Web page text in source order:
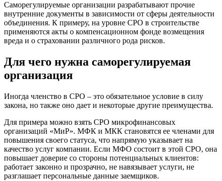
Саморегулируемые организации разрабатывают прочие
внутренние документы в зависимости от сферы деятельности
объединения. К примеру, на уровне СРО в строительстве
применяются акты о компенсационном фонде возмещения
вреда и о страховании различного рода рисков.
Для чего нужна саморегулируемая
организация
Иногда членство в СРО – это обязательное условие в силу
закона, но также оно дает и некоторые другие преимущества.
Для примера можно взять СРО микрофинансовых
организаций «МиР». МФК и МКК становятся ее членами для
повышения своего статуса, что напрямую указывает на
качество услуг компании. Если МФО состоит в этой СРО, она
повышает доверие со стороны потенциальных клиентов:
работает законно и прозрачно, не навязывает услуги, не
разглашает персональные данные заемщиков.